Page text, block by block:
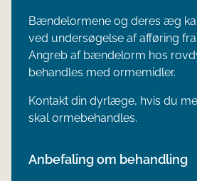
Bændelormene og deres æg
ved undersøgelse af afføring
Angreb af bændelorm hos
behandles med ormemidler.
Kontakt din dyrlæge, hvis du
skal ormebehandles.​
Anbefaling om behandling